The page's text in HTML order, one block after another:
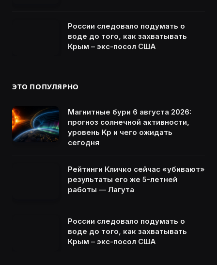
России следовало подумать о
воде до того, как захватывать
Крым – экс-посол США
ЭТО ПОПУЛЯРНО
Магнитные бури 6 августа 2026:
прогноз солнечной активности,
уровень Kp и чего ожидать
сегодня
Рейтинги Кличко сейчас «убивают»
результаты его же 5-летней
работы — Лагута
России следовало подумать о
воде до того, как захватывать
Крым – экс-посол США